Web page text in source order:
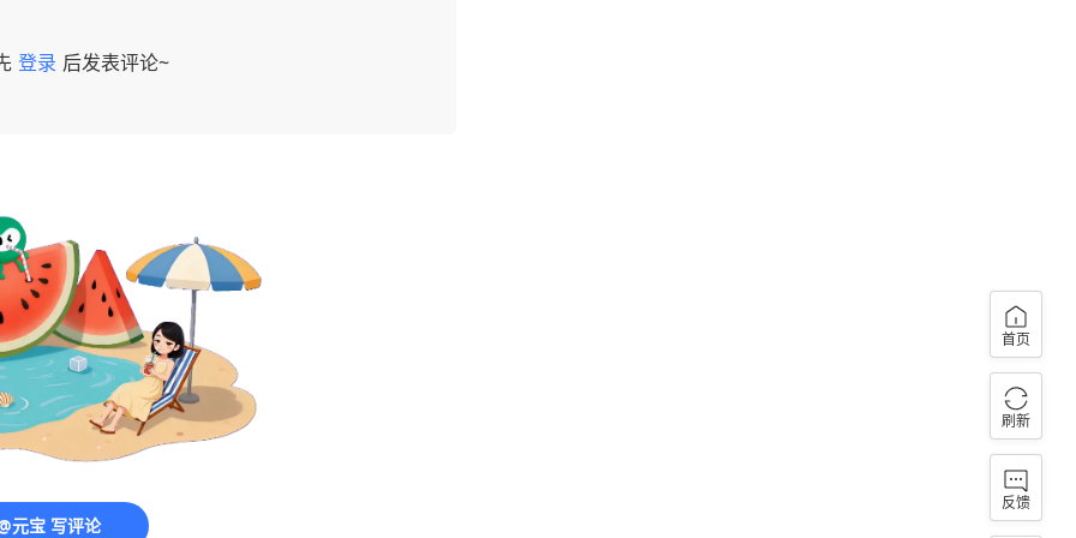
登录 后发表评论~
元宝 写评论
首页
刷新
反馈